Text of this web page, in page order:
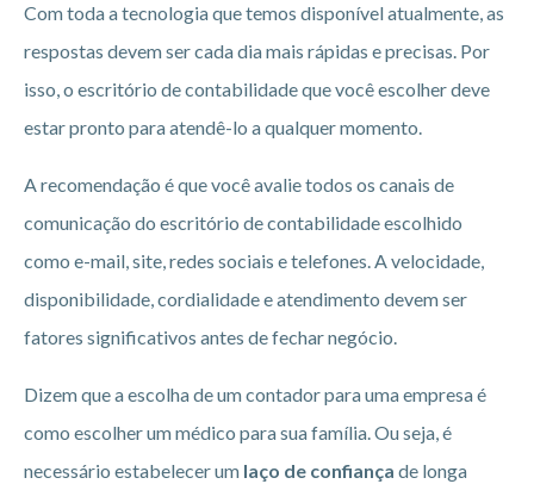
Com toda a tecnologia que temos disponível atualmente, as
respostas devem ser cada dia mais rápidas e precisas. Por
isso, o escritório de contabilidade que você escolher deve
estar pronto para atendê-lo a qualquer momento.
A recomendação é que você avalie todos os canais de
comunicação do escritório de contabilidade escolhido
como e-mail, site, redes sociais e telefones. A velocidade,
disponibilidade, cordialidade e atendimento devem ser
fatores significativos antes de fechar negócio.
Dizem que a escolha de um contador para uma empresa é
como escolher um médico para sua família. Ou seja, é
necessário estabelecer um laço de confiança de longa